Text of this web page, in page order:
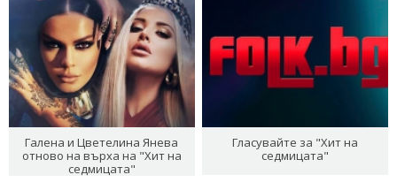
Галена и Цветелина Янева
отново на върха на "Хит на
седмицата"
Гласувайте за "Хит на
седмицата"